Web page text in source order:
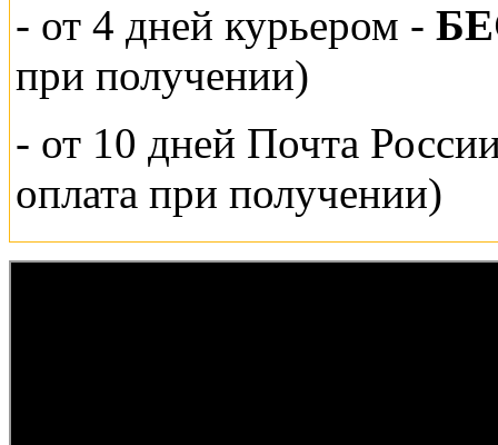
- от 4 дней курьером -
при получении)
- от 10 дней Почта
оплата при получении)